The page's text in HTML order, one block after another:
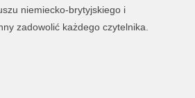
niemiecko-brytyjskiego i
zadowolić każdego czytelnika.